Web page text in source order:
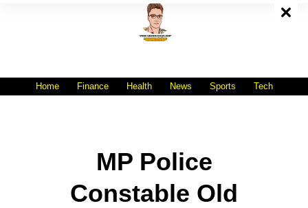
Home Finance Health News Sports Tech
MP Police
Constable Old